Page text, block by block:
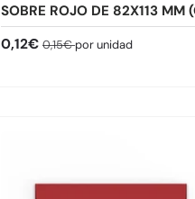
SOBRE ROJO DE 82X113 MM
Precio de venta
0,12€ Precio normal
0,15€por unidad